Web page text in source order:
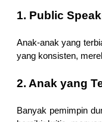
1. Public
Anak-anak yang
yang konsisten,
2. Anak yang
Banyak pemimpin